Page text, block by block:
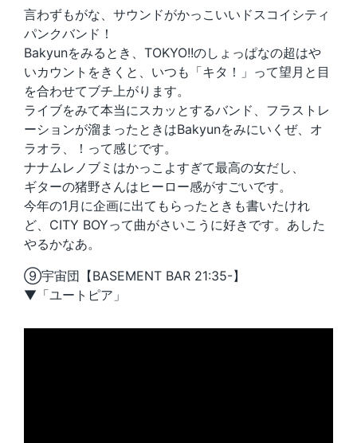
言わずもがな、サウンドがかっこいいドスコイシティ
パンクバンド！
Bakyunをみるとき、TOKYO!!のしょっぱなの超はや
いカウントをきくと、いつも「キタ！」って望月と目
を合わせてブチ上がります。
ライブをみて本当にスカッとするバンド、フラストレ
ーションが溜まったときはBakyunをみにいくぜ、オ
ラオラ、！って感じです。
ナナムレノブミはかっこよすぎて最高の女だし、
ギターの猪野さんはヒーロー感がすごいです。
今年の1月に企画に出てもらったときも書いたけれ
ど、CITY BOYって曲がさいこうに好きです。あした
やるかなあ。
⑨宇宙団【BASEMENT BAR 21:35-】
▼「ユートピア」